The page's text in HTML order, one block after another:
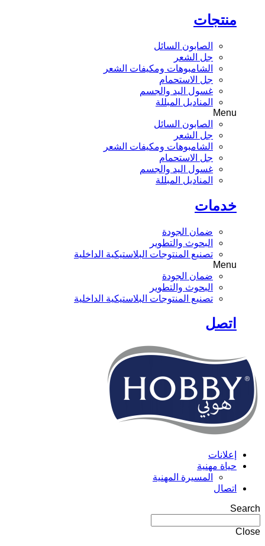
منتجات
الصابون السائل
جل الشعر
الشامبوهات ومكيفات الشعر
جل الاستحمام
غسول اليد والجسم
المناديل المبللة
Menu
الصابون السائل
جل الشعر
الشامبوهات ومكيفات الشعر
جل الاستحمام
غسول اليد والجسم
المناديل المبللة
خدمات
ضمان الجودة
البحوث والتطوير
تصنيع المنتوجات البلاستيكية الداخلية
Menu
ضمان الجودة
البحوث والتطوير
تصنيع المنتوجات البلاستيكية الداخلية
اتصل
إعلانات
حياة مهنية
المسيرة المهنية
اتصال
Search
Close